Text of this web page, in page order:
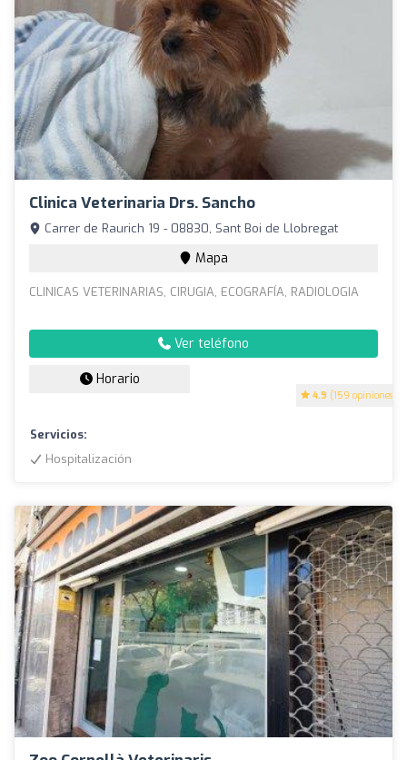
Clinica Veterinaria Drs. Sancho
4.9 (159 opiniones)
Carrer de Raurich 19 - 08830, Sant Boi de Llobregat
Mapa
CLINICAS VETERINARIAS, CIRUGIA, ECOGRAFÍA, RADIOLOGIA
Ver teléfono
Horario
Servicios:
Hospitalización